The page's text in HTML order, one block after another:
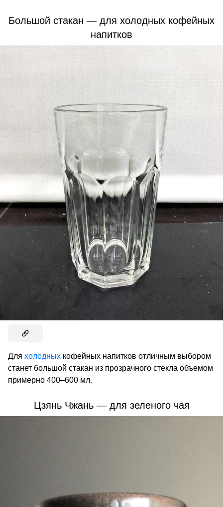
Большой стакан — для холодных кофейных
напитков
Для холодных кофейных напитков отличным выбором
станет большой стакан из прозрачного стекла объемом
примерно 400–600 мл.
Цзянь Чжань — для зеленого чая